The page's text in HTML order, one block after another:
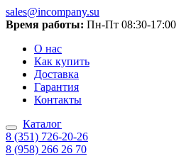
sales@incompany.su
Время работы: Пн-Пт 08:30-17:00
О нас
Как купить
Доставка
Гарантия
Контакты
Каталог
8 (351) 726-20-26
8 (958) 266 26 70